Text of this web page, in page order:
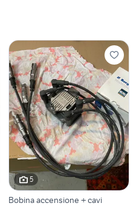
5
Bobina accensione + cavi